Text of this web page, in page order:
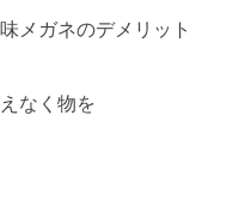
メガネのデメリット
なく物を